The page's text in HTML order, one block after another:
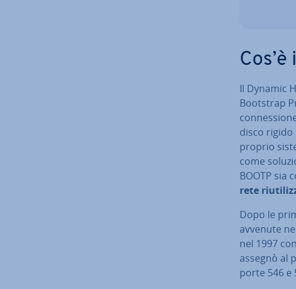
Cos’è
Il Dynamic
Bootstrap
disco rigido
proprio
come
BOOTP sia
rete
Dopo le
avvenute
nel 1997
assegnò al
porte 546 e